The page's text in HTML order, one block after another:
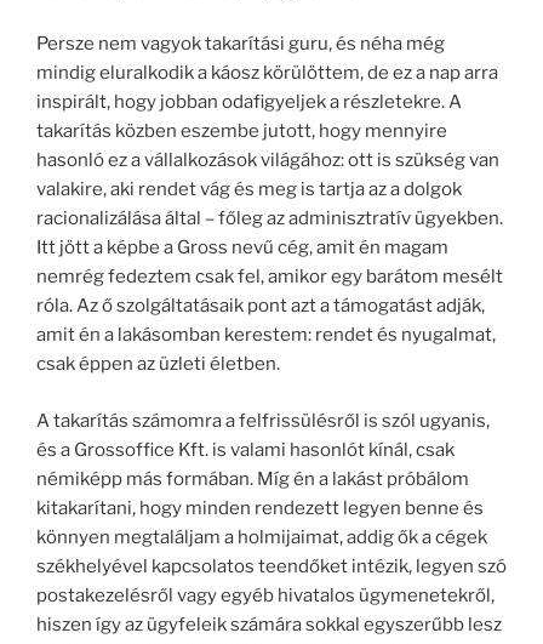
Persze nem vagyok takarítási guru, és néha még
mindig eluralkodik a káosz körülöttem, de ez a nap arra
inspirált, hogy jobban odafigyeljek a részletekre. A
takarítás közben eszembe jutott, hogy mennyire
hasonló ez a vállalkozások világához: ott is szükség van
valakire, aki rendet vág és meg is tartja az a dolgok
racionalizálása által – főleg az adminisztratív ügyekben.
Itt jött a képbe a Gross nevű cég, amit én magam
nemrég fedeztem csak fel, amikor egy barátom mesélt
róla. Az ő szolgáltatásaik pont azt a támogatást adják,
amit én a lakásomban kerestem: rendet és nyugalmat,
csak éppen az üzleti életben.
A takarítás számomra a felfrissülésről is szól ugyanis,
és a Grossoffice Kft. is valami hasonlót kínál, csak
némiképp más formában. Míg én a lakást próbálom
kitakarítani, hogy minden rendezett legyen benne és
könnyen megtaláljam a holmijaimat, addig ők a cégek
székhelyével kapcsolatos teendőket intézik, legyen szó
postakezelésről vagy egyéb hivatalos ügymenetekről,
hiszen így az ügyfeleik számára sokkal egyszerűbb lesz